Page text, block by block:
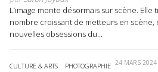
L’image monte désormais sur scène. Elle
nombre croissant de metteurs en scène,
nouvelles obsessions du...
CULTURE & ARTS PHOTOGRAPHIE 24 MARS 2024